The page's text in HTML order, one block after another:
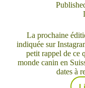
La prochaine
indiquée sur
petit rappel de ce
monde canin en
dates à